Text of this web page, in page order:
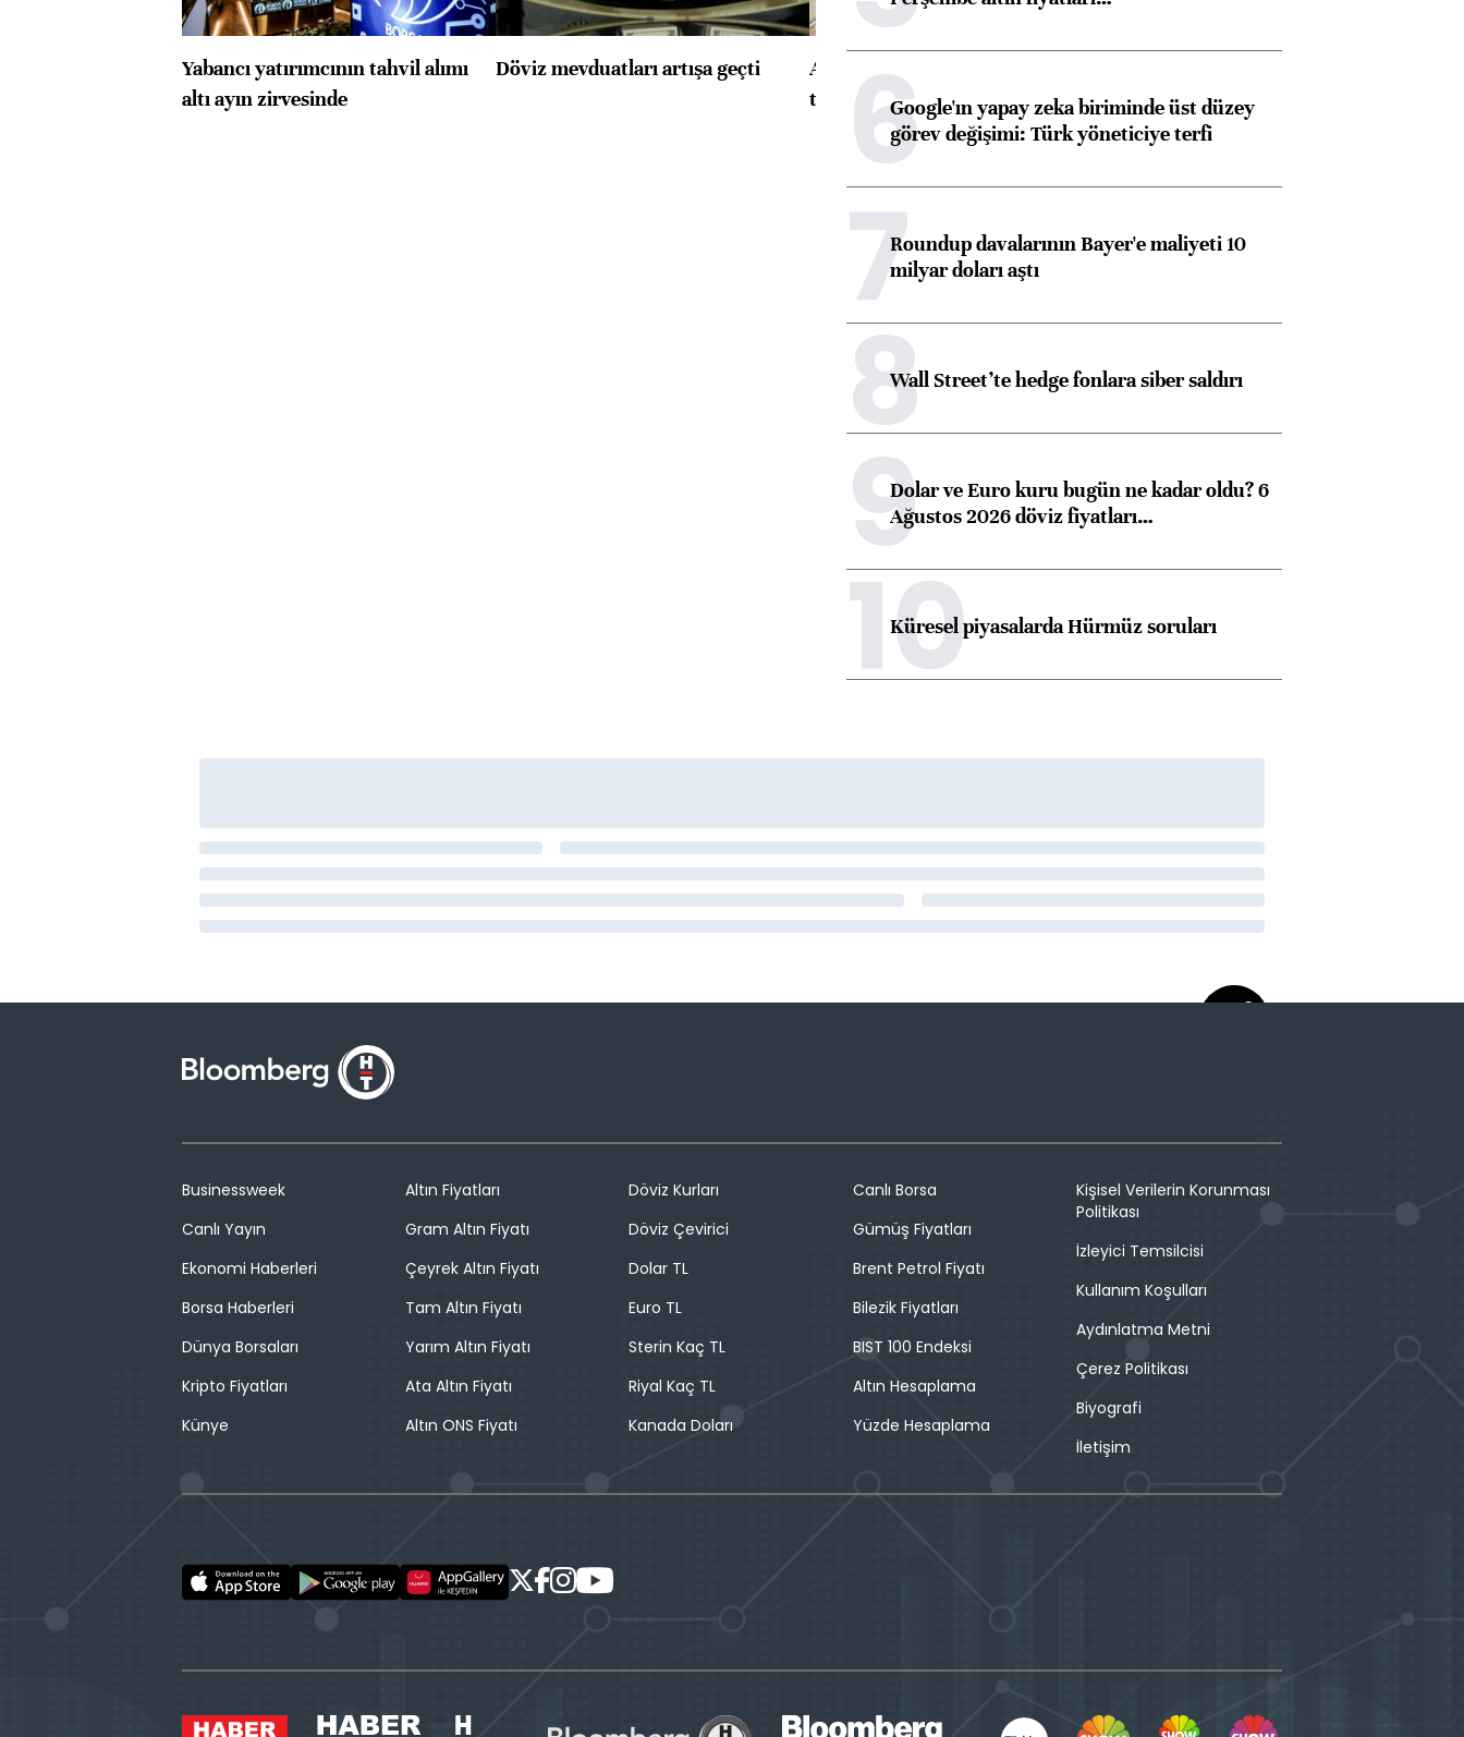
Yabancı yatırımcının tahvil alımı
altı ayın zirvesinde
Döviz mevduatları artışa geçti
ABD'de konut başlangıçları
toparlandı
6Google'ın yapay zeka biriminde üst düzey
görev değişimi: Türk yöneticiye terfi
7Roundup davalarının Bayer'e maliyeti 10
milyar doları aştı
8Wall Street’te hedge fonlara siber saldırı
9Dolar ve Euro kuru bugün ne kadar oldu? 6
Ağustos 2026 döviz fiyatları…
10
Küresel piyasalarda Hürmüz soruları
Businessweek
Canlı Yayın
Ekonomi Haberleri
Borsa Haberleri
Dünya Borsaları
Kripto Fiyatları
Künye
Altın Fiyatları
Gram Altın Fiyatı
Çeyrek Altın Fiyatı
Tam Altın Fiyatı
Yarım Altın Fiyatı
Ata Altın Fiyatı
Altın ONS Fiyatı
Döviz Kurları
Döviz Çevirici
Dolar TL
Euro TL
Sterin Kaç TL
Riyal Kaç TL
Kanada Doları
Canlı Borsa
Gümüş Fiyatları
Brent Petrol Fiyatı
Bilezik Fiyatları
BIST 100 Endeksi
Altın Hesaplama
Yüzde Hesaplama
Kişisel Verilerin Korunması
Politikası
İzleyici Temsilcisi
Kullanım Koşulları
Aydınlatma Metni
Çerez Politikası
Biyografi
İletişim